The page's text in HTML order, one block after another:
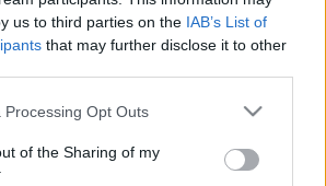
us to third parties on the IAB’s List of
that may further disclose it to other
website/app uses one or more Google
or usage behaviour. You may click to
to Google and its third-party tags to
Processing Opt Outs
of the Sharing of my
Z